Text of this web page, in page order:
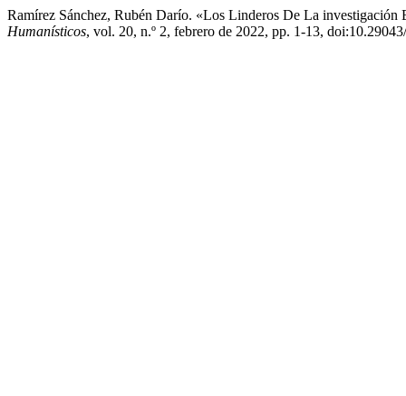
Ramírez Sánchez, Rubén Darío. «Los Linderos De La
Humanísticos, vol. 20, n.º 2, febrero de 2022, pp. 1-13,